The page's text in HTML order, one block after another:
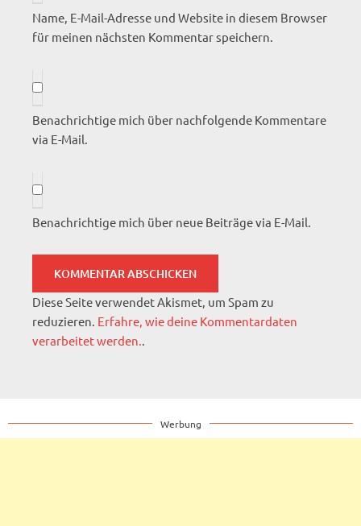
Name, E-Mail-Adresse und Website in diesem Browser
für meinen nächsten Kommentar speichern.
Benachrichtige mich über nachfolgende Kommentare
via E-Mail.
Benachrichtige mich über neue Beiträge via E-Mail.
Diese Seite verwendet Akismet, um Spam zu
reduzieren. Erfahre, wie deine Kommentardaten
verarbeitet werden.
Werbung